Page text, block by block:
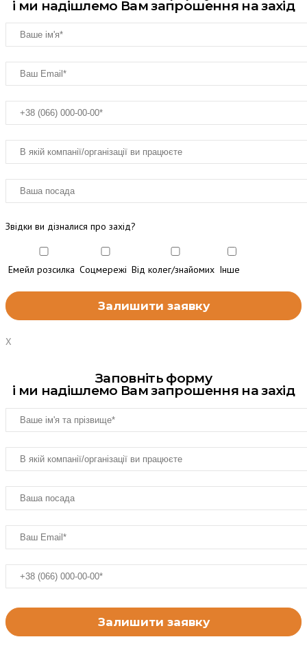
і ми надішлемо Вам запрошення на захід
Звідки ви дізналися про захід?
Емейл розсилка Соцмережі Від колег/знайомих Інше
X
Заповніть форму
і ми надішлемо Вам запрошення на захід